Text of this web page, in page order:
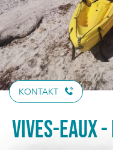
KONTAKT
Vives-Eaux